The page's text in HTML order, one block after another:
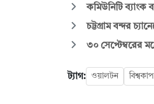
কমিউনিটি ব্যাংক
চট্টগ্রাম বন্দর
৩০ সেপ্টেম্বরের
ট্যাগ: ওয়ালটন বিশ্বকাপ